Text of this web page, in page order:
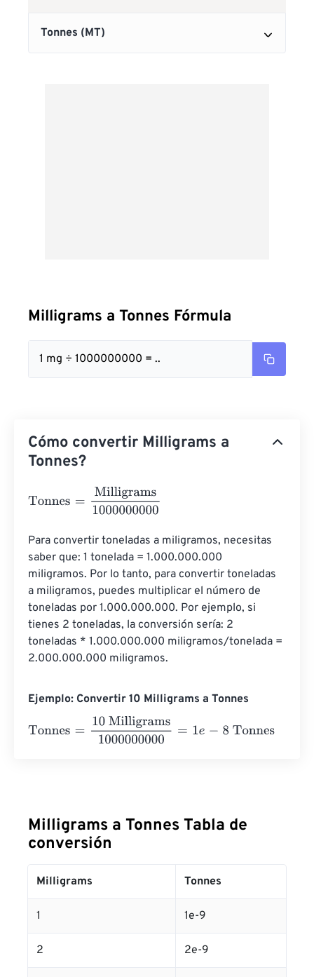
Milligrams a Tonnes Fórmula
1 mg ÷ 1000000000 = ..
Cómo convertir Milligrams a
Tonnes?
Tonnes Milligrams1000000000
Para convertir toneladas a miligramos, necesitas
saber que: 1 tonelada = 1.000.000.000
miligramos. Por lo tanto, para convertir toneladas
a miligramos, puedes multiplicar el número de
toneladas por 1.000.000.000. Por ejemplo, si
tienes 2 toneladas, la conversión sería: 2
toneladas * 1.000.000.000 miligramos/tonelada =
2.000.000.000 miligramos.
Ejemplo: Convertir 10 Milligrams a Tonnes
Tonnes
10 Milligrams1000000000 -8 Tonnes
Milligrams a Tonnes Tabla de
conversión
Milligrams Tonnes
1 1e-9
2 2e-9